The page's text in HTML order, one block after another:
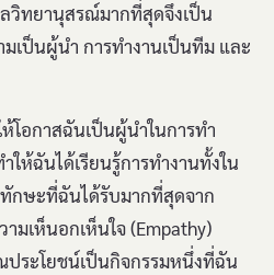
วิทยานุสรณ์มากที่สุดจึงเป็น
เป็นผู้นำ การทำงานเป็นทีม และ
โอกาสฉันเป็นผู้นำในการทำ
ให้ฉันได้เรียนรู้การทำงานทั้งใน
กษะที่ฉันได้รับมากที่สุดจาก
มเห็นอกเห็นใจ (Empathy)
ระโยชน์เป็นกิจกรรมหนึ่งที่ฉัน